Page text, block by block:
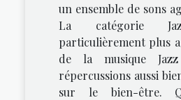
un ensemble de sons
La catégorie
particulièrement plus
de la musique
répercussions aussi
sur le bien-être.